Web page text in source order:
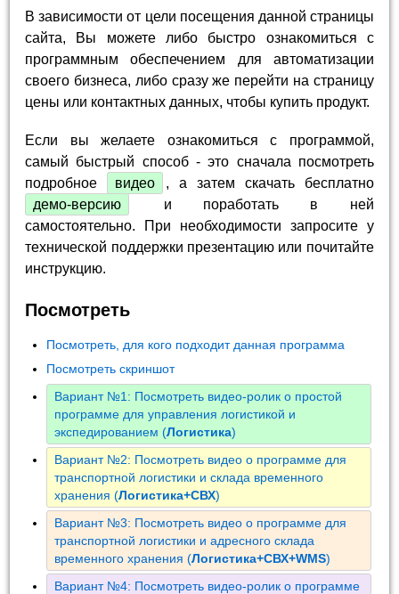
В зависимости от цели посещения данной страницы
сайта, Вы можете либо быстро ознакомиться с
программным обеспечением для автоматизации
своего бизнеса, либо сразу же перейти на страницу
цены или контактных данных, чтобы купить продукт.
Если вы желаете ознакомиться с программой,
самый быстрый способ - это сначала посмотреть
подробное
видео
, а затем скачать бесплатно
демо-версию
и поработать в ней
самостоятельно. При необходимости запросите у
технической поддержки презентацию или почитайте
инструкцию.
Посмотреть
Посмотреть, для кого подходит данная программа
Посмотреть скриншот
Вариант №1: Посмотреть видео-ролик о простой
программе для управления логистикой и
экспедированием (Логистика)
Вариант №2: Посмотреть видео о программе для
транспортной логистики и склада временного
хранения (Логистика+СВХ)
Вариант №3: Посмотреть видео о программе для
транспортной логистики и адресного склада
временного хранения (Логистика+СВХ+WMS)
Вариант №4: Посмотреть видео-ролик о программе